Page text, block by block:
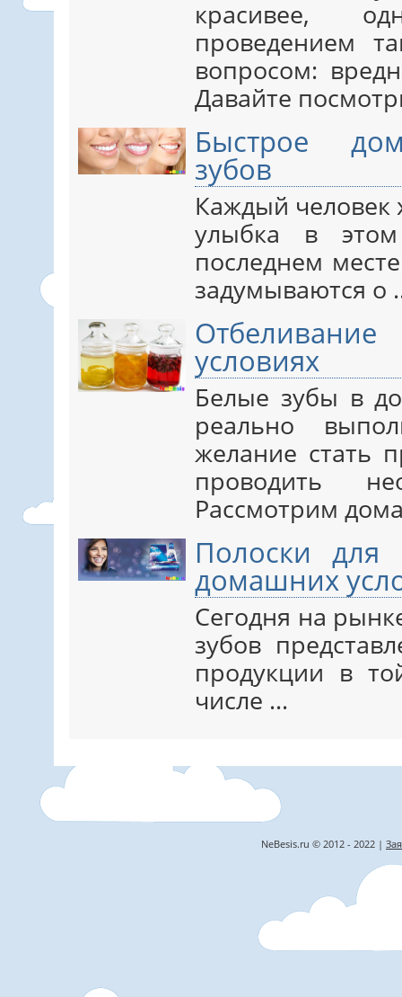
красивее,
проведением
вопросом:
Давайте
Быстрое
зубов
Каждый человек
улыбка в
последнем
задумываются о
условиях
Белые зубы в
реально
желание стать
проводить
Рассмотрим
Полоски для
домашних
Сегодня на
зубов
продукции в
числе ...
NeBesis.ru © 2012 - 2022 |